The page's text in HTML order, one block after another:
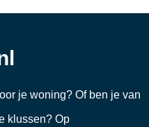
je woning? Of ben je van
klussen? Op